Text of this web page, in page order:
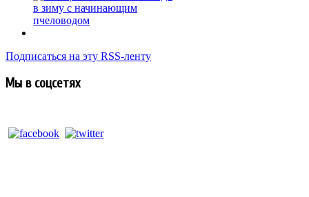
Подписаться на эту RSS-ленту
Мы в соцсетях